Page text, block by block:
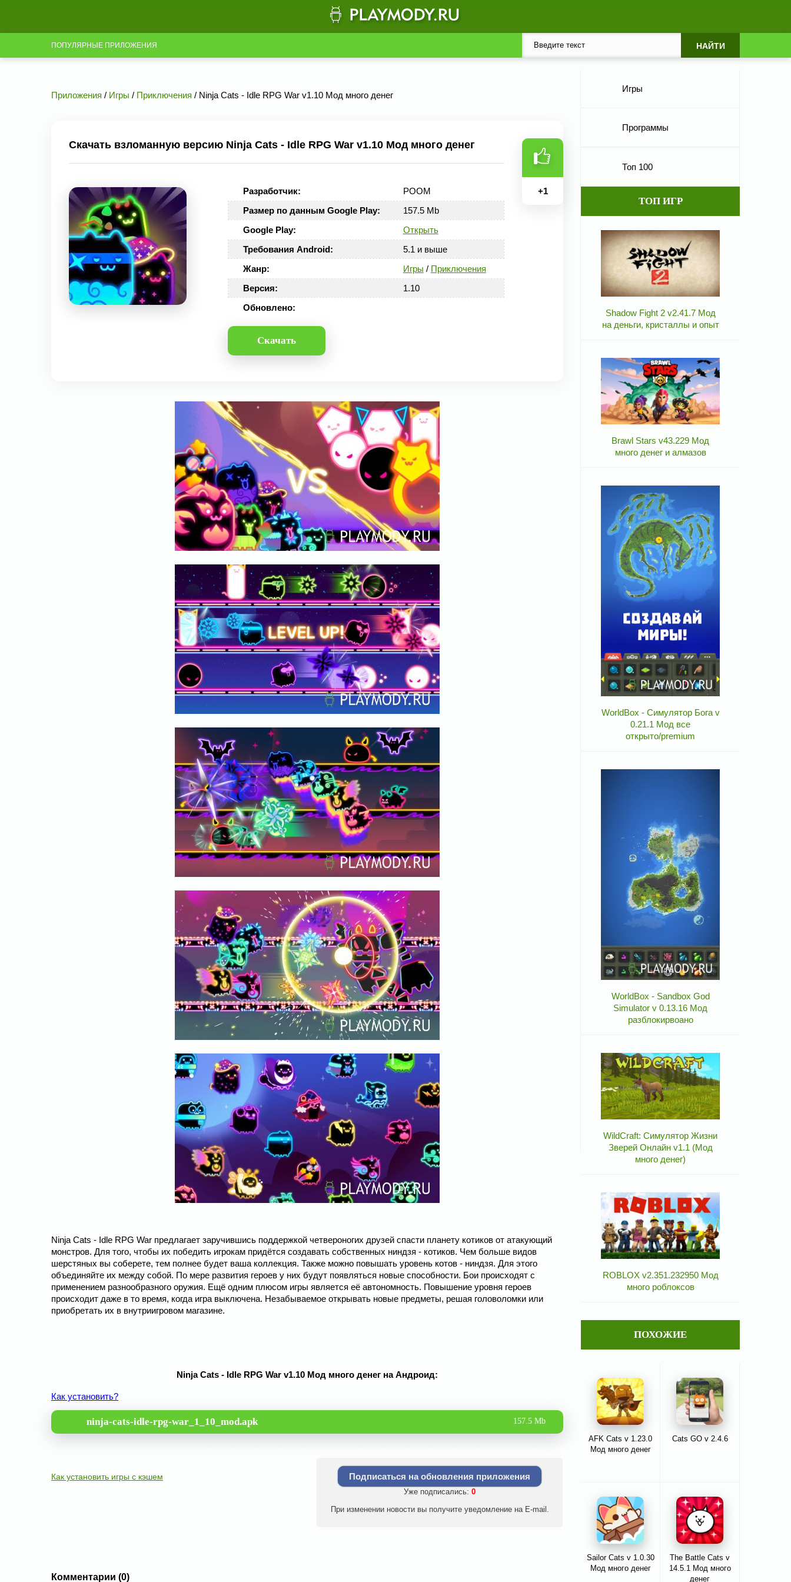
ПОПУЛЯРНЫЕ ПРИЛОЖЕНИЯ
Приложения / Игры / Приключения / Ninja Cats - Idle RPG War v1.10 Мод много денег
Скачать взломанную версию Ninja Cats - Idle RPG War v1.10 Мод много денег
Разработчик:
POOM
Размер по данным Google Play:
157.5 Mb
Google Play:
Открыть
Требования Android:
5.1 и выше
Жанр:
Игры / Приключения
Версия:
1.10
Обновлено:
Скачать
+1
Ninja Cats - Idle RPG War предлагает заручившись поддержкой четвероногих друзей спасти планету котиков от атакующий
монстров. Для того, чтобы их победить игрокам придётся создавать собственных ниндзя - котиков. Чем больше видов
шерстяных вы соберете, тем полнее будет ваша коллекция. Также можно повышать уровень котов - ниндзя. Для этого
объединяйте их между собой. По мере развития героев у них будут появляться новые способности. Бои происходят с
применением разнообразного оружия. Ещё одним плюсом игры является её автономность. Повышение уровня героев
происходит даже в то время, когда игра выключена. Незабываемое открывать новые предметы, решая головоломки или
приобретать их в внутриигровом магазине.
Ninja Cats - Idle RPG War v1.10 Мод много денег на Андроид:
Как установить?
ninja-cats-idle-rpg-war_1_10_mod.apk 157.5 Mb
Как установить игры с кэшем Подписаться на обновления приложения
Уже подписались: 0
При изменении новости вы получите уведомление на E-mail.
Комментарии (0)
Игры
Программы
Топ 100
ТОП ИГР
Shadow Fight 2 v2.41.7 Мод
на деньги, кристаллы и опыт
Brawl Stars v43.229 Мод
много денег и алмазов
WorldBox - Симулятор Бога v
0.21.1 Мод все
открыто/premium
WorldBox - Sandbox God
Simulator v 0.13.16 Мод
разблокирвоано
WildCraft: Симулятор Жизни
Зверей Онлайн v1.1 (Мод
много денег)
ROBLOX v2.351.232950 Мод
много роблоксов
ПОХОЖИЕ
AFK Cats v 1.23.0
Мод много денег
Cats GO v 2.4.6
Sailor Cats v 1.0.30
Мод много денег
The Battle Cats v
14.5.1 Мод много
денег